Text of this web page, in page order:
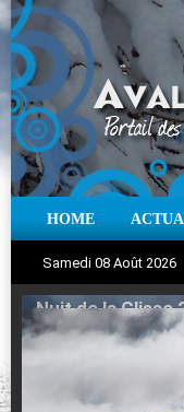
HOME
Samedi 08 Août 2026
Nuit de la Glisse